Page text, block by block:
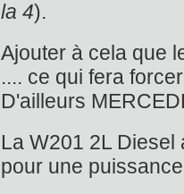
la 4).
Ajouter à cela que
.... ce qui fera
D'ailleurs
La W201 2L
pour une